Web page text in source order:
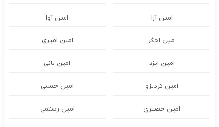
امین آرا امین آوا
امین اخگر امین امیری
امین ایزد امین بانی
امین تردیزو امین حسنی
امین حصیری امین رستمی